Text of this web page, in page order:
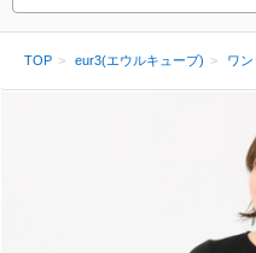
TOP eur3(エウルキューブ) ワ